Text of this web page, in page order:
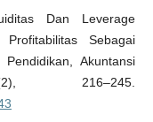
Dan Leverage
Sebagai
Akuntansi
216–245.